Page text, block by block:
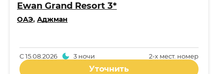
Ewan Grand Resort 3*
ОАЭ, Аджман
2-x мест. номер
С15.08.2026 3 ночи
Уточнить